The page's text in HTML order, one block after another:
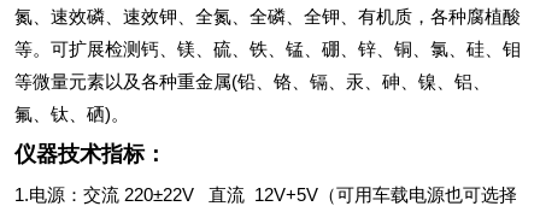
氮、速效磷、速效钾、全氮、全磷、全钾、有机质，各种腐植酸
等。可扩展检测钙、镁、硫、铁、锰、硼、锌、铜、氯、硅、钼
等微量元素以及各种重金属(铅、铬、镉、汞、砷、镍、铝、
氟、钛、硒)。
仪器技术指标：
1.电源：交流 220±22V 直流 12V+5V（可用车载电源也可选择